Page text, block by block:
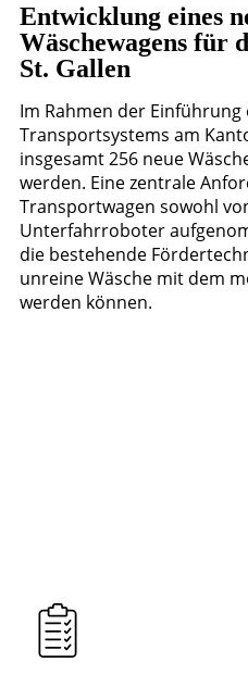
Entwicklung eines
Wäschewagens für
St. Gallen
Im Rahmen der
Transportsystems am
insgesamt 256 neue
werden. Eine zentrale
Transportwagen sowohl
Unterfahrroboter
die bestehende
unreine Wäsche mit dem
werden können.